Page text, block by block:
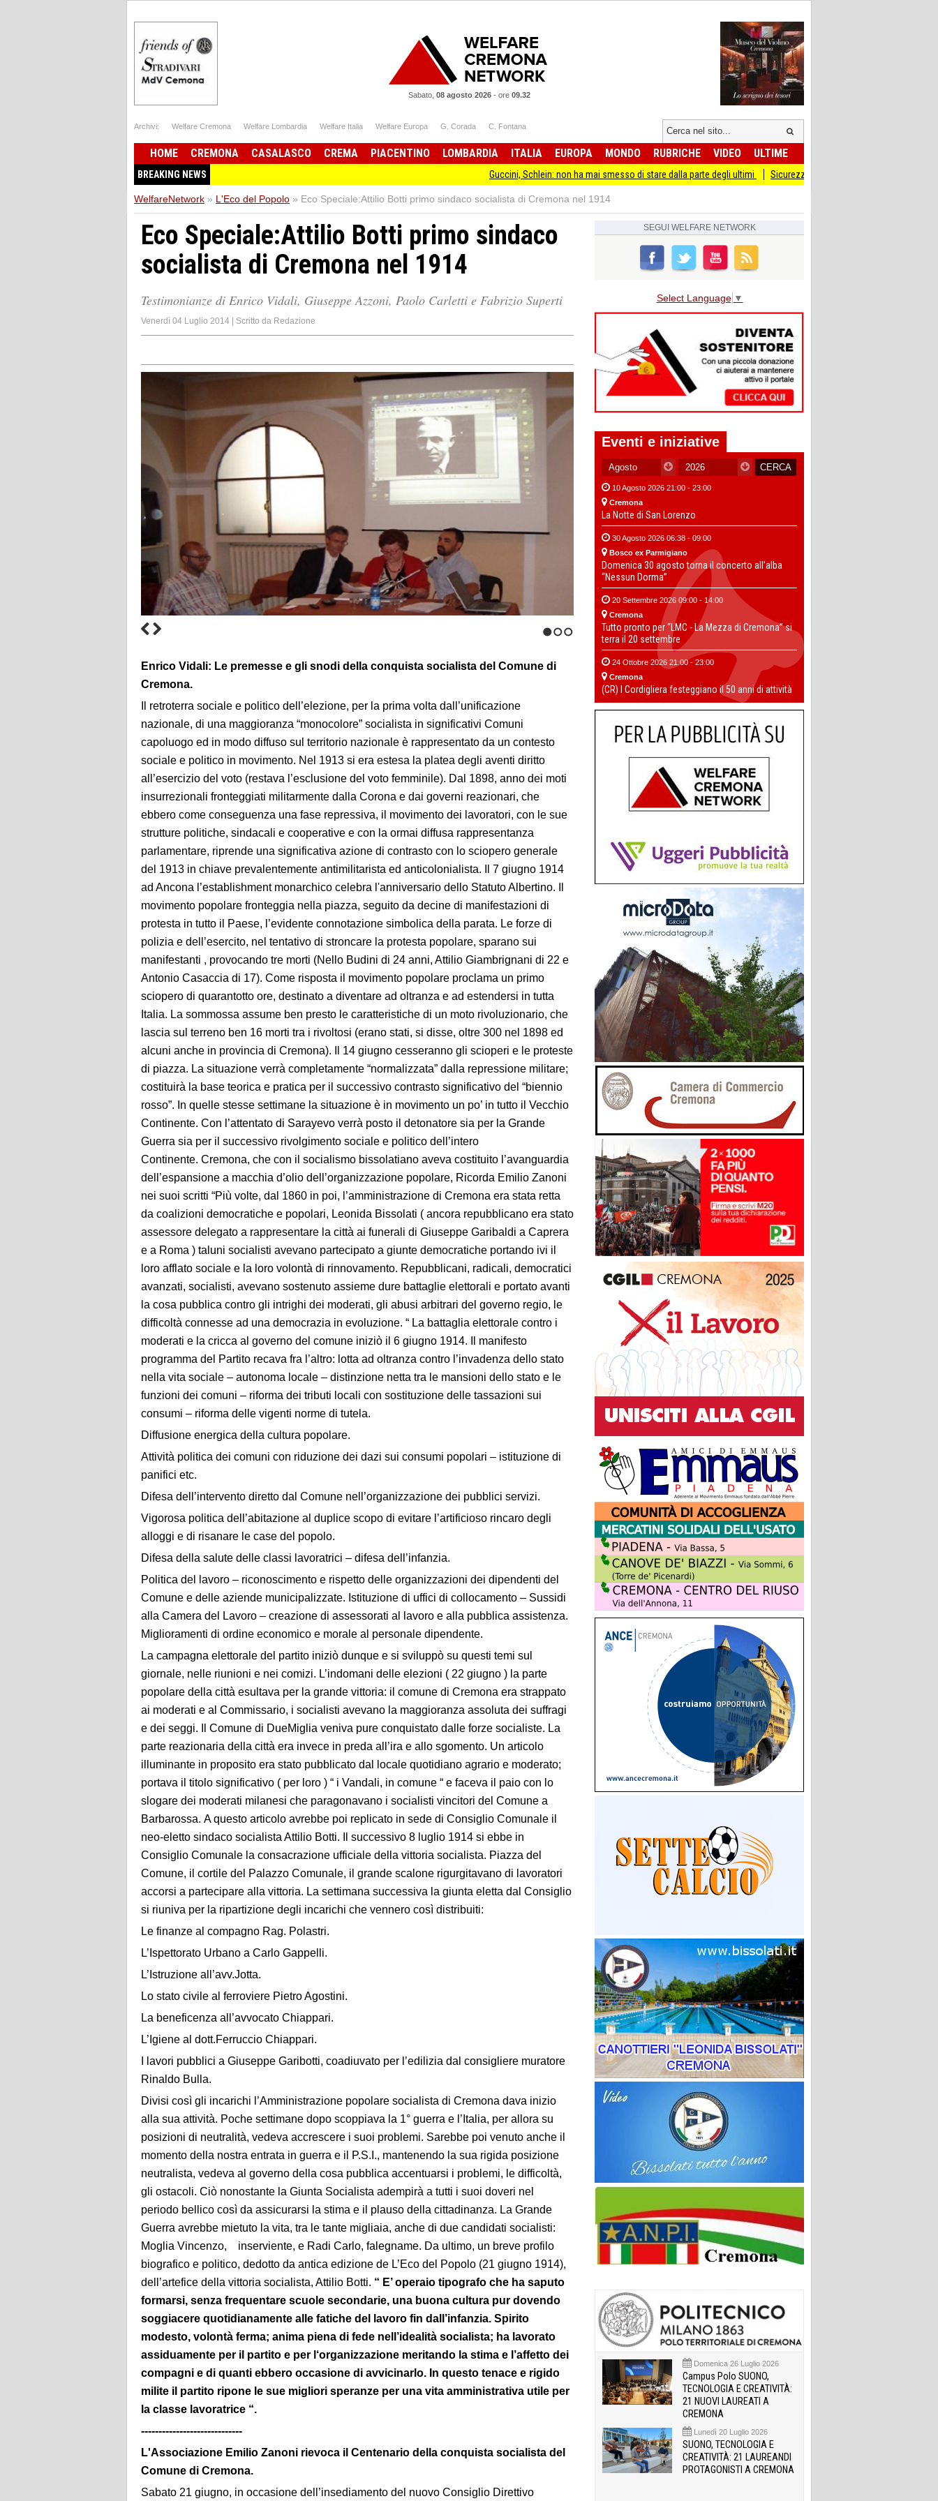
Sabato, 08 agosto 2026- ore 09.32
Archivi: Welfare Cremona Welfare Lombardia Welfare Italia Welfare Europa G. Corada C. Fontana
HOME CREMONA CASALASCO CREMA PIACENTINO LOMBARDIA ITALIA EUROPA MONDO RUBRICHE VIDEO ULTIME
BREAKING NEWS Guccini, Schlein: non ha mai smesso di stare dalla parte degli ultimi Sicurezza I Giovani Democratici ribattono ai Giovani di
WelfareNetwork » L'Eco del Popolo » Eco Speciale:Attilio Botti primo sindaco socialista di Cremona nel 1914
Eco Speciale:Attilio Botti primo sindaco
socialista di Cremona nel 1914
Testimonianze di Enrico Vidali, Giuseppe Azzoni, Paolo Carletti e Fabrizio Superti
Venerdì 04 Luglio 2014 | Scritto da Redazione
Enrico Vidali: Le premesse e gli snodi della conquista socialista del Comune di
Cremona.
Il retroterra sociale e politico dell’elezione, per la prima volta dall’unificazione
nazionale, di una maggioranza “monocolore” socialista in significativi Comuni
capoluogo ed in modo diffuso sul territorio nazionale è rappresentato da un contesto
sociale e politico in movimento. Nel 1913 si era estesa la platea degli aventi diritto
all’esercizio del voto (restava l’esclusione del voto femminile). Dal 1898, anno dei moti
insurrezionali fronteggiati militarmente dalla Corona e dai governi reazionari, che
ebbero come conseguenza una fase repressiva, il movimento dei lavoratori, con le sue
strutture politiche, sindacali e cooperative e con la ormai diffusa rappresentanza
parlamentare, riprende una significativa azione di contrasto con lo sciopero generale
del 1913 in chiave prevalentemente antimilitarista ed anticolonialista. Il 7 giugno 1914
ad Ancona l’establishment monarchico celebra l'anniversario dello Statuto Albertino. Il
movimento popolare fronteggia nella piazza, seguito da decine di manifestazioni di
protesta in tutto il Paese, l’evidente connotazione simbolica della parata. Le forze di
polizia e dell’esercito, nel tentativo di stroncare la protesta popolare, sparano sui
manifestanti , provocando tre morti (Nello Budini di 24 anni, Attilio Giambrignani di 22 e
Antonio Casaccia di 17). Come risposta il movimento popolare proclama un primo
sciopero di quarantotto ore, destinato a diventare ad oltranza e ad estendersi in tutta
Italia. La sommossa assume ben presto le caratteristiche di un moto rivoluzionario, che
lascia sul terreno ben 16 morti tra i rivoltosi (erano stati, si disse, oltre 300 nel 1898 ed
alcuni anche in provincia di Cremona). Il 14 giugno cesseranno gli scioperi e le proteste
di piazza. La situazione verrà completamente “normalizzata” dalla repressione militare;
costituirà la base teorica e pratica per il successivo contrasto significativo del “biennio
rosso”. In quelle stesse settimane la situazione è in movimento un po’ in tutto il Vecchio
Continente. Con l’attentato di Sarayevo verrà posto il detonatore sia per la Grande
Guerra sia per il successivo rivolgimento sociale e politico dell’intero
Continente. Cremona, che con il socialismo bissolatiano aveva costituito l’avanguardia
dell’espansione a macchia d’olio dell’organizzazione popolare, Ricorda Emilio Zanoni
nei suoi scritti “Più volte, dal 1860 in poi, l’amministrazione di Cremona era stata retta
da coalizioni democratiche e popolari, Leonida Bissolati ( ancora repubblicano era stato
assessore delegato a rappresentare la città ai funerali di Giuseppe Garibaldi a Caprera
e a Roma ) taluni socialisti avevano partecipato a giunte democratiche portando ivi il
loro afflato sociale e la loro volontà di rinnovamento. Repubblicani, radicali, democratici
avanzati, socialisti, avevano sostenuto assieme dure battaglie elettorali e portato avanti
la cosa pubblica contro gli intrighi dei moderati, gli abusi arbitrari del governo regio, le
difficoltà connesse ad una democrazia in evoluzione. “ La battaglia elettorale contro i
moderati e la cricca al governo del comune iniziò il 6 giugno 1914. Il manifesto
programma del Partito recava fra l’altro: lotta ad oltranza contro l’invadenza dello stato
nella vita sociale – autonoma locale – distinzione netta tra le mansioni dello stato e le
funzioni dei comuni – riforma dei tributi locali con sostituzione delle tassazioni sui
consumi – riforma delle vigenti norme di tutela.
Diffusione energica della cultura popolare.
Attività politica dei comuni con riduzione dei dazi sui consumi popolari – istituzione di
panifici etc.
Difesa dell’intervento diretto dal Comune nell’organizzazione dei pubblici servizi.
Vigorosa politica dell’abitazione al duplice scopo di evitare l’artificioso rincaro degli
alloggi e di risanare le case del popolo.
Difesa della salute delle classi lavoratrici – difesa dell’infanzia.
Politica del lavoro – riconoscimento e rispetto delle organizzazioni dei dipendenti del
Comune e delle aziende municipalizzate. Istituzione di uffici di collocamento – Sussidi
alla Camera del Lavoro – creazione di assessorati al lavoro e alla pubblica assistenza.
Miglioramenti di ordine economico e morale al personale dipendente.
La campagna elettorale del partito iniziò dunque e si sviluppò su questi temi sul
giornale, nelle riunioni e nei comizi. L’indomani delle elezioni ( 22 giugno ) la parte
popolare della città esultava per la grande vittoria: il comune di Cremona era strappato
ai moderati e al Commissario, i socialisti avevano la maggioranza assoluta dei suffragi
e dei seggi. Il Comune di DueMiglia veniva pure conquistato dalle forze socialiste. La
parte reazionaria della città era invece in preda all’ira e allo sgomento. Un articolo
illuminante in proposito era stato pubblicato dal locale quotidiano agrario e moderato;
portava il titolo significativo ( per loro ) “ i Vandali, in comune “ e faceva il paio con lo
slogare dei moderati milanesi che paragonavano i socialisti vincitori del Comune a
Barbarossa. A questo articolo avrebbe poi replicato in sede di Consiglio Comunale il
neo-eletto sindaco socialista Attilio Botti. Il successivo 8 luglio 1914 si ebbe in
Consiglio Comunale la consacrazione ufficiale della vittoria socialista. Piazza del
Comune, il cortile del Palazzo Comunale, il grande scalone rigurgitavano di lavoratori
accorsi a partecipare alla vittoria. La settimana successiva la giunta eletta dal Consiglio
si riuniva per la ripartizione degli incarichi che vennero così distribuiti:
Le finanze al compagno Rag. Polastri.
L’Ispettorato Urbano a Carlo Gappelli.
L’Istruzione all’avv.Jotta.
Lo stato civile al ferroviere Pietro Agostini.
La beneficenza all’avvocato Chiappari.
L’Igiene al dott.Ferruccio Chiappari.
I lavori pubblici a Giuseppe Garibotti, coadiuvato per l’edilizia dal consigliere muratore
Rinaldo Bulla.
Divisi così gli incarichi l’Amministrazione popolare socialista di Cremona dava inizio
alla sua attività. Poche settimane dopo scoppiava la 1° guerra e l’Italia, per allora su
posizioni di neutralità, vedeva accrescere i suoi problemi. Sarebbe poi venuto anche il
momento della nostra entrata in guerra e il P.S.I., mantenendo la sua rigida posizione
neutralista, vedeva al governo della cosa pubblica accentuarsi i problemi, le difficoltà,
gli ostacoli. Ciò nonostante la Giunta Socialista adempirà a tutti i suoi doveri nel
periodo bellico così da assicurarsi la stima e il plauso della cittadinanza. La Grande
Guerra avrebbe mietuto la vita, tra le tante migliaia, anche di due candidati socialisti:
Moglia Vincenzo, inserviente, e Radi Carlo, falegname. Da ultimo, un breve profilo
biografico e politico, dedotto da antica edizione de L’Eco del Popolo (21 giugno 1914),
dell’artefice della vittoria socialista, Attilio Botti. “ E’ operaio tipografo che ha saputo
formarsi, senza frequentare scuole secondarie, una buona cultura pur dovendo
soggiacere quotidianamente alle fatiche del lavoro fin dall’infanzia. Spirito
modesto, volontà ferma; anima piena di fede nell’idealità socialista; ha lavorato
assiduamente per il partito e per l‘organizzazione meritando la stima e l’affetto dei
compagni e di quanti ebbero occasione di avvicinarlo. In questo tenace e rigido
milite il partito ripone le sue migliori speranze per una vita amministrativa utile per
la classe lavoratrice “.
-----------------------------
L'Associazione Emilio Zanoni rievoca il Centenario della conquista socialista del
Comune di Cremona.
Sabato 21 giugno, in occasione dell’insediamento del nuovo Consiglio Direttivo
SEGUI WELFARE NETWORK
Select Language ▼
Eventi e iniziative
10 Agosto 2026 21:00 - 23:00
Cremona
La Notte di San Lorenzo
30 Agosto 2026 06:38 - 09:00
Bosco ex Parmigiano
Domenica 30 agosto torna il concerto all’alba
“Nessun Dorma”
20 Settembre 2026 09:00 - 14:00
Cremona
Tutto pronto per “LMC - La Mezza di Cremona” si
terra il 20 settembre
24 Ottobre 2026 21:00 - 23:00
Cremona
(CR) I Cordigliera festeggiano il 50 anni di attività
Domenica 26 Luglio 2026
Campus Polo SUONO,
TECNOLOGIA E CREATIVITÀ:
21 NUOVI LAUREATI A
CREMONA
Lunedì 20 Luglio 2026
SUONO, TECNOLOGIA E
CREATIVITÀ: 21 LAUREANDI
PROTAGONISTI A CREMONA